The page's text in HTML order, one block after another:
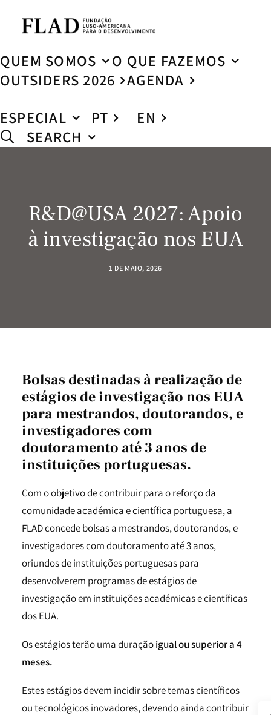
QUEM SOMOS
O QUE FAZEMOS
OUTSIDERS 2026
AGENDA
ESPECIAL
PT
EN
SEARCH
R&D@USA 2027: Apoio
à investigação nos EUA
1 DE MAIO, 2026
Bolsas destinadas à realização de
estágios de investigação nos EUA
para mestrandos, doutorandos, e
investigadores com
doutoramento até 3 anos de
instituições portuguesas.
Com o objetivo de contribuir para o reforço da
comunidade académica e científica portuguesa, a
FLAD concede bolsas a mestrandos, doutorandos, e
investigadores com doutoramento até 3 anos,
oriundos de instituições portuguesas para
desenvolverem programas de estágios de
investigação em instituições académicas e científicas
dos EUA.
Os estágios terão uma duraçãoigual ou superior a 4
meses.
Estes estágios devem incidir sobre temas científicos
ou tecnológicos inovadores, devendo ainda contribuir